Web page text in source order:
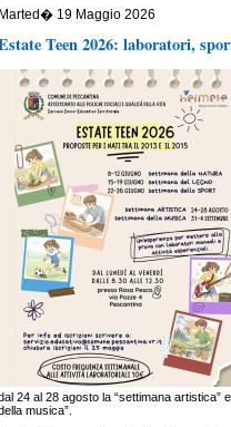
Marted� 19 Maggio 2026
Teen 2026: laboratori,
24 al 28 agosto la “settimana artistica”
musica”.